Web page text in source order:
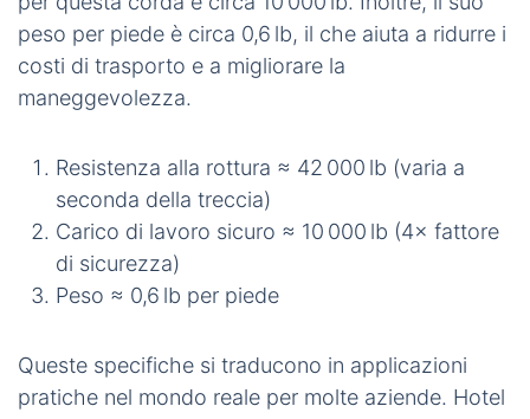
Il diametro da1,5‑pollicibilancia forza e gestibilità per molti usi commerciali.
Quando i clienti chiedono “qual è la resistenza alla
rottura della corda polipropilenica da
versione tipica afilo‑intrecciato offre
generalmente circa 42 000 lb prima di cedere.